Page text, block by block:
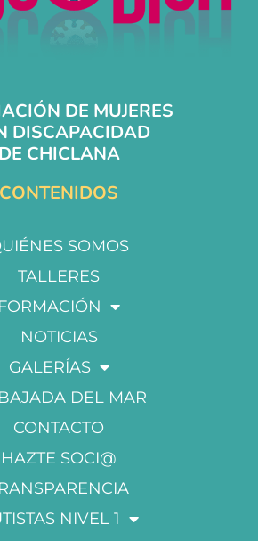
DE MUJERES
DISCAPACIDAD
DE CHICLANA
CONTENIDOS
SOMOS
TALLERES
FORMACIÓN
NOTICIAS
GALERÍAS
DEL MAR
CONTACTO
HAZTE SOCI@
NIVEL 1